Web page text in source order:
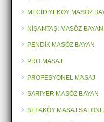
MECİDİYEKÖY MASÖZ
NİŞANTAŞI MASÖZ BAYAN
PENDİK MASÖZ BAYAN
PRO MASAJ
PROFESYONEL MASAJ
SARIYER MASÖZ BAYAN
SEFAKÖY MASAJ